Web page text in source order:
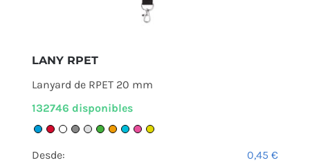
LANY RPET
Lanyard de RPET 20 mm
132746 disponibles
Desde: 0,45€